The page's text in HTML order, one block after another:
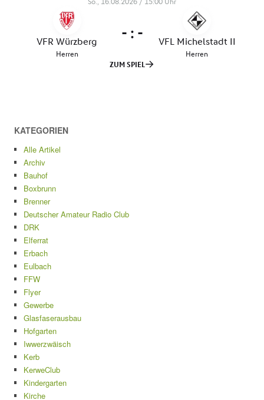
KATEGORIEN
Alle Artikel
Archiv
Bauhof
Boxbrunn
Brenner
Deutscher Amateur Radio Club
DRK
Elferrat
Erbach
Eulbach
FFW
Flyer
Gewerbe
Glasfaserausbau
Hofgarten
Iwwerzwäisch
Kerb
KerweClub
Kindergarten
Kirche